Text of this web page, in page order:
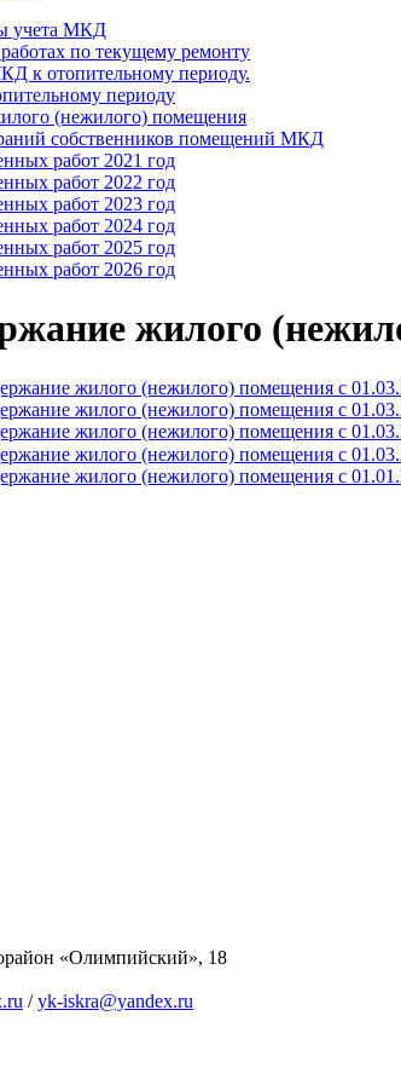
учета МКД
по текущему ремонту
к отопительному периоду.
периоду
(нежилого) помещения
собственников помещений МКД
работ 2021 год
работ 2022 год
работ 2023 год
работ 2024 год
работ 2025 год
работ 2026 год
жилого
жилого (нежилого) помещения с
жилого (нежилого) помещения с
жилого (нежилого) помещения с
жилого (нежилого) помещения с
жилого (нежилого) помещения с
«Олимпийский», 18
/yk-iskra@yandex.ru